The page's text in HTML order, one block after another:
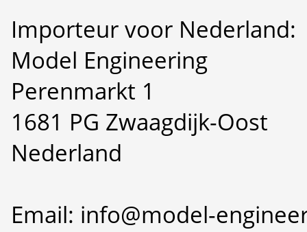
Importeur voor Nederland:
Model Engineering
Perenmarkt 1
1681 PG Zwaagdijk-Oost
Nederland
Email: info@model-